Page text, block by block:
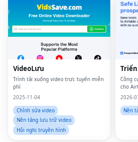
VideoLưu
Trình tải xuống video trực tuyến miễn
phí
2025-11-04
Chỉnh sửa video
Nền tảng lưu trữ video
Hội nghị truyền hình
Công
cho
2026-
Nền